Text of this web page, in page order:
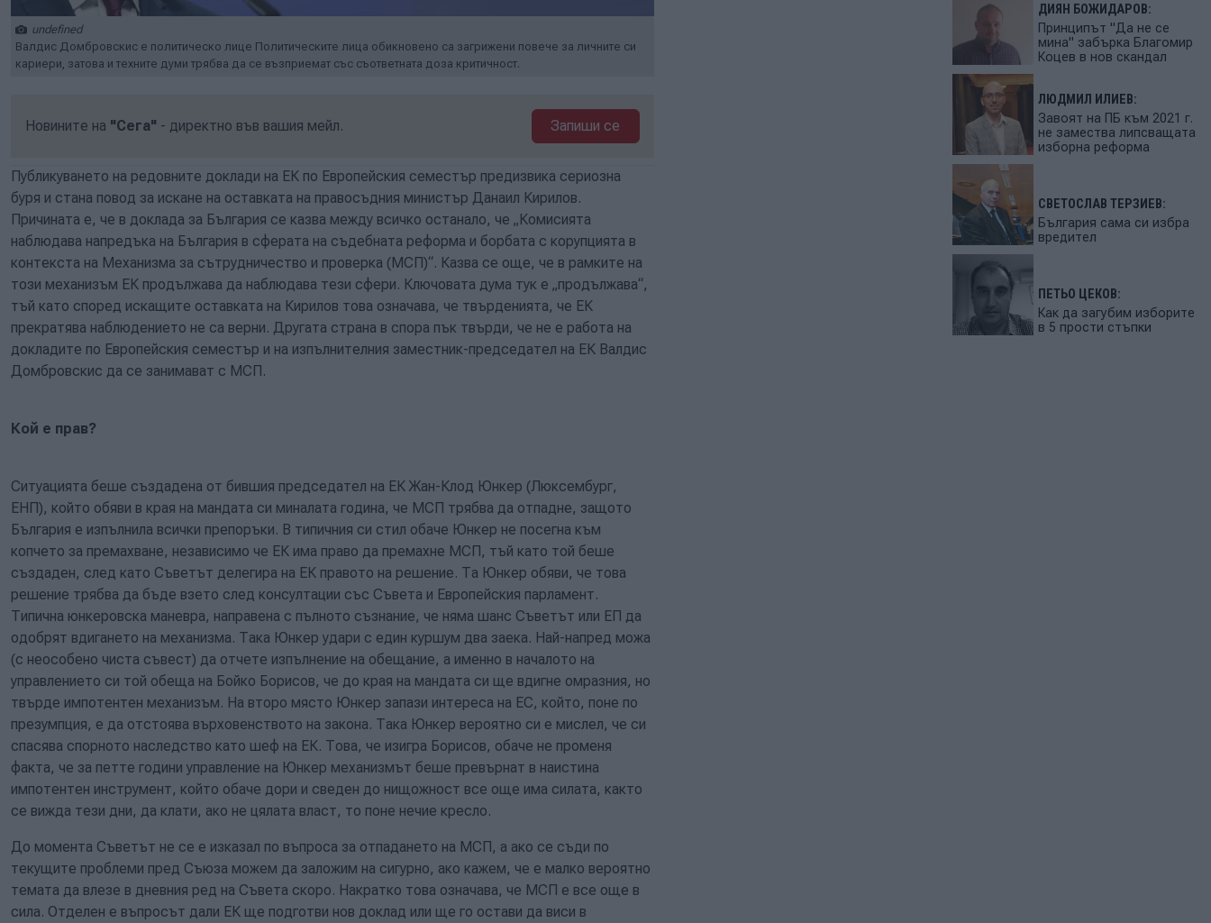
undefined
Валдис Домбровскис е политическо лице Политическите лица обикновено са загрижени повече за личните си
кариери, затова и техните думи трябва да се възприемат със съответната доза критичност.
Новините на "Сега" - директно във вашия мейл. Запиши се
Публикуването на редовните доклади на ЕК по Европейския семестър предизвика сериозна
буря и стана повод за искане на оставката на правосъдния министър Данаил Кирилов.
Причината е, че в доклада за България се казва между всичко останало, че „Комисията
наблюдава напредъка на България в сферата на съдебната реформа и борбата с корупцията в
контекста на Механизма за сътрудничество и проверка (МСП)“. Казва се още, че в рамките на
този механизъм ЕК продължава да наблюдава тези сфери. Ключовата дума тук е „продължава“,
тъй като според искащите оставката на Кирилов това означава, че твърденията, че ЕК
прекратява наблюдението не са верни. Другата страна в спора пък твърди, че не е работа на
докладите по Европейския семестър и на изпълнителния заместник-председател на ЕК Валдис
Домбровскис да се занимават с МСП.
Кой е прав?
Ситуацията беше създадена от бившия председател на ЕК Жан-Клод Юнкер (Люксембург,
ЕНП), който обяви в края на мандата си миналата година, че МСП трябва да отпадне, защото
България е изпълнила всички препоръки. В типичния си стил обаче Юнкер не посегна към
копчето за премахване, независимо че ЕК има право да премахне МСП, тъй като той беше
създаден, след като Съветът делегира на ЕК правото на решение. Та Юнкер обяви, че това
решение трябва да бъде взето след консултации със Съвета и Европейския парламент.
Типична юнкеровска маневра, направена с пълното съзнание, че няма шанс Съветът или ЕП да
одобрят вдигането на механизма. Така Юнкер удари с един куршум два заека. Най-напред можа
(с неособено чиста съвест) да отчете изпълнение на обещание, а именно в началото на
управлението си той обеща на Бойко Борисов, че до края на мандата си ще вдигне омразния, но
твърде импотентен механизъм. На второ място Юнкер запази интереса на ЕС, който, поне по
презумпция, е да отстоява върховенството на закона. Така Юнкер вероятно си е мислел, че си
спасява спорното наследство като шеф на ЕК. Това, че изигра Борисов, обаче не променя
факта, че за петте години управление на Юнкер механизмът беше превърнат в наистина
импотентен инструмент, който обаче дори и сведен до нищожност все още има силата, както
се вижда тези дни, да клати, ако не цялата власт, то поне нечие кресло.
До момента Съветът не се е изказал по въпроса за отпадането на МСП, а ако се съди по
текущите проблеми пред Съюза можем да заложим на сигурно, ако кажем, че е малко вероятно
темата да влезе в дневния ред на Съвета скоро. Накратко това означава, че МСП е все още в
сила. Отделен е въпросът дали ЕК ще подготви нов доклад или ще го остави да виси в
ДИЯН БОЖИДАРОВ:
Принципът "Да не се
мина" забърка Благомир
Коцев в нов скандал
ЛЮДМИЛ ИЛИЕВ:
Завоят на ПБ към 2021 г.
не замества липсващата
изборна реформа
СВЕТОСЛАВ ТЕРЗИЕВ:
България сама си избра
вредител
ПЕТЬО ЦЕКОВ:
Как да загубим изборите
в 5 прости стъпки